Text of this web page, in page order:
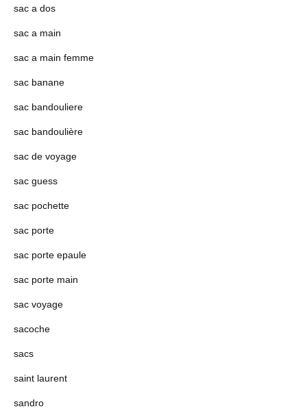
sac a dos
sac a main
sac a main femme
sac banane
sac bandouliere
sac bandoulière
sac de voyage
sac guess
sac pochette
sac porte
sac porte epaule
sac porte main
sac voyage
sacoche
sacs
saint laurent
sandro